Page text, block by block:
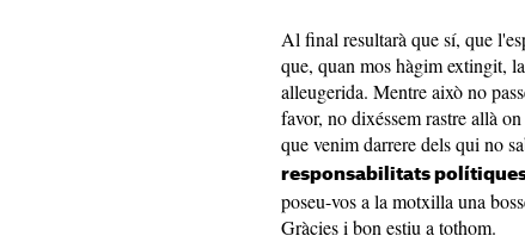
Al final resultarà que sí, que
que, quan mos hàgim extingit,
alleugerida. Mentre això no
favor, no dixéssem rastre allà
que venim darrere dels qui no
responsabilitats
poseu-vos a la motxilla una
Gràcies i bon estiu a tothom.